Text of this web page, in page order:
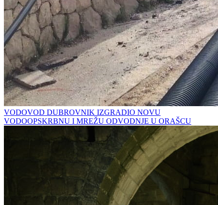
VODOVOD DUBROVNIK IZGRADIO NOVU
VODOOPSKRBNU I MREŽU ODVODNJE U ORAŠCU